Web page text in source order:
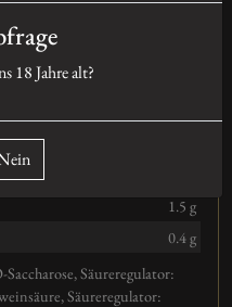
18Jahre alt?
Hohen Weg 2, DE-67158,
1.5 g
0.4 g
Säureregulator:
Säureregulator: